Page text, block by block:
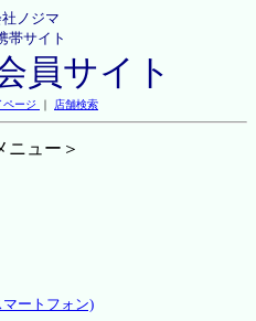
ノジマ
帯サイト
員サイト
ページ ｜ 店舗検索
ニュー＞
ートフォン)